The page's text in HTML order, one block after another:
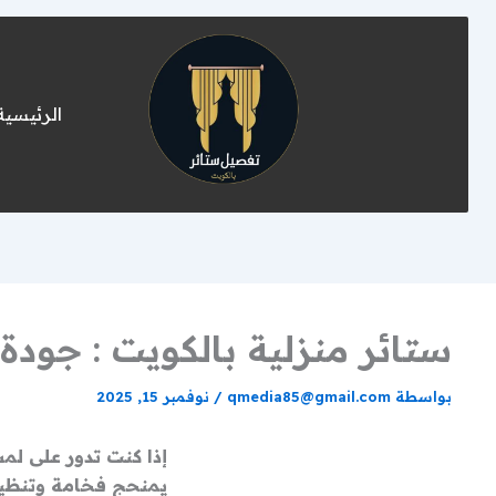
ستائر منزلية بالكويت :
بواسطة qmedia85@gmail.com
/ نوفمبر 15, 2025
إذا كنت تدور على
يمنحج فخامة
خدمات
تفصيل
وتركيب
ستائر
الجهراء
بالكويت
|
الاحمدي